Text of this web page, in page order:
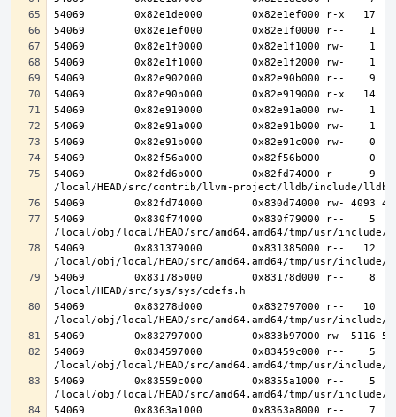
54069        0x82fd6b000        0x82fd74000 r--    9
54069        0x830f74000        0x830f79000 r--    5
54069        0x831379000        0x831385000 r--   12
54069        0x831785000        0x83178d000 r--    8
54069        0x83278d000        0x832797000 r--   10
54069        0x834597000        0x83459c000 r--    5
54069        0x83559c000        0x8355a1000 r--    5
54069        0x8363a1000        0x8363a8000 r--    7